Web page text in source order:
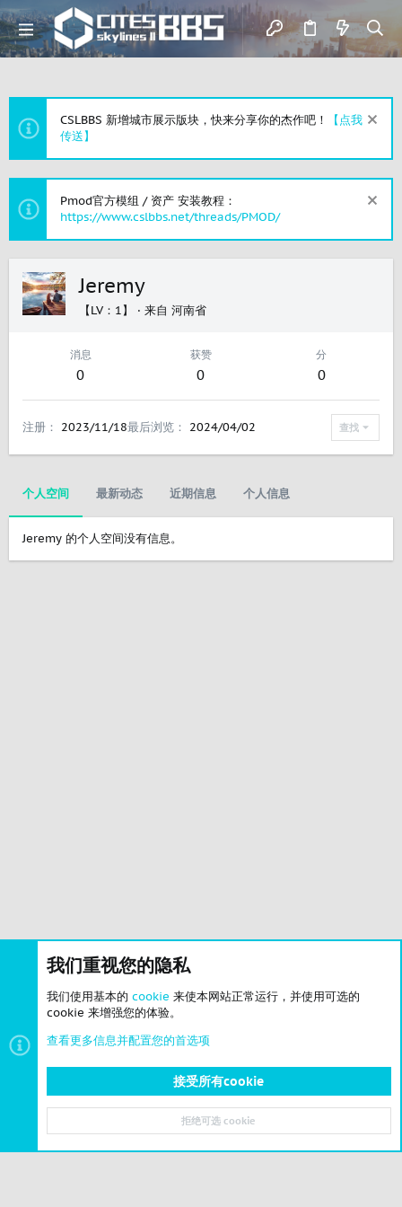
CSLBBS 新增城市展示版块，快来分享你的杰作吧！
【点我
传送】
Pmod官方模组 / 资产 安装教程：
https://www.cslbbs.net/threads/PMOD/
Jeremy
【LV：1】 · 来自 河南省
消息
0
获赞
0
分
0
注册 2023/11/18最后浏览 2024/04/02 查找
个人空间 最新动态 近期信息 个人信息
Jeremy 的个人空间没有信息。
顶部 底部
我们重视您的隐私
我们使用基本的 cookie 来使本网站正常运行，并使用可选的
cookie 来增强您的体验。
查看更多信息并配置您的首选项
接受所有cookie
拒绝可选 cookie